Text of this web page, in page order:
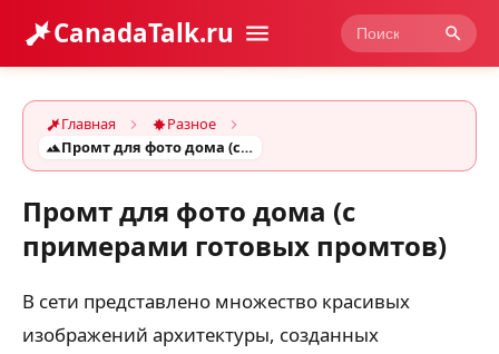
CanadaTalk.ru
Главная
Разное
Промт для фото дома (с примерами готовых промтов)
Промт для фото дома (с
примерами готовых промтов)
В сети представлено множество красивых
изображений архитектуры, созданных